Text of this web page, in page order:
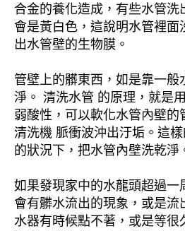
合金的養化造成，有些水管洗
會是黃白色，這說明水管裡面
出水管壁的生物膜。
管壁上的髒東西，如是靠一般
淨。 清洗水管 的原理，就是
弱酸性，可以軟化水管內壁的
清洗機 脈衝波沖出汙垢。這
的狀況下，把水管內壁洗乾淨
如果發現家中的水龍頭超過一
會有髒水流出的現象，或是流
水器有時候點不著，或是等很